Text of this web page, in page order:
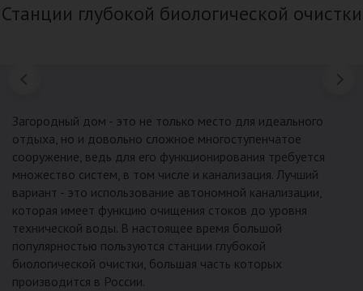
Станции глубокой биологической очистки
Загородный дом - это не только место для идеального
отдыха, но и довольно сложное многоступенчатое
сооружение, ведь для его функционирования требуется
множество систем, в том числе и канализация. Лучший
вариант - это использование автономной канализации,
которая имеет функцию очищения стоков до уровня
технической воды. В настоящее время большой
популярностью пользуются станции глубокой
биологической очистки, большая часть которых
производится в России.